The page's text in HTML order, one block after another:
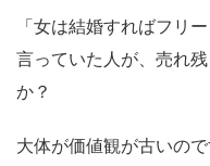
「女は結婚すればフリ
言っていた人が、売れ
か？
大体が価値観が古いの